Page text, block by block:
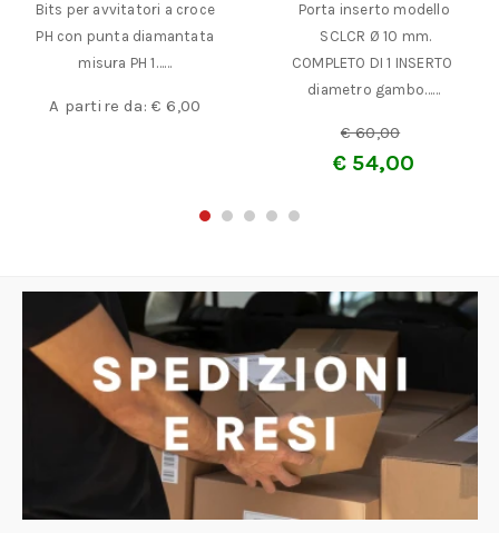
Bits per avvitatori a croce
PH con punta diamantata
misura PH 1……
A partire da:€ 6,00
Porta inserto modello
SCLCR Ø 10 mm.
COMPLETO DI 1 INSERTO
diametro gambo……
€60,00
€ 54,00